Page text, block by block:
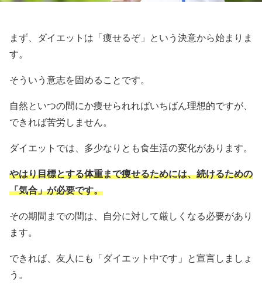
まず、ダイエットは「痩せるぞ」という決意から始まりま
す。
そういう意志を固めることです。
自然といつの間にか痩せられればいちばん理想的ですが、
できれば苦労しません。
ダイエットでは、多少なりとも食生活の変化があります。
やはり目標とする体重まで痩せるためには、続けるための
「気合」が必要です。
その期間までの間は、自分に対して厳しくなる必要があり
ます。
できれば、友人にも「ダイエット中です」と宣言しましょ
う。